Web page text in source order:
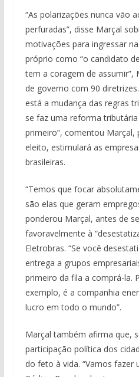
“As polarizações nunca vão
perfuradas”, disse Marçal
motivações para ingressar
próprio como “o candidato
tem a coragem de assumir”,
de governo com 90
está a mudança das regras
se faz uma reforma
primeiro”, comentou Marçal,
eleito, estimulará as
brasileiras.
“Temos que focar
são elas que geram
ponderou Marçal, antes de
favoravelmente à
Eletrobras. “Se você
entrega a grupos
primeiro da fila a comprá-la.
exemplo, é a companhia
lucro em todo o mundo”.
Marçal também afirma que,
participação política dos
do feto à vida. “Vamos fazer